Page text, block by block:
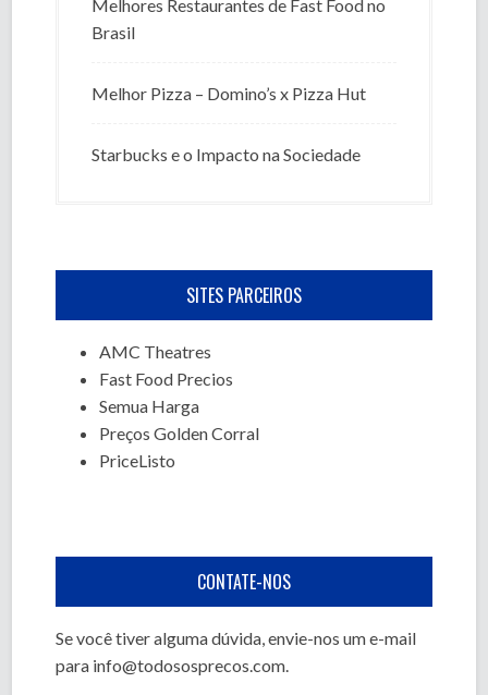
Melhores Restaurantes de Fast Food no
Brasil
Melhor Pizza – Domino’s x Pizza Hut
Starbucks e o Impacto na Sociedade
SITES PARCEIROS
AMC Theatres
Fast Food Precios
Semua Harga
Preços Golden Corral
PriceListo
CONTATE-NOS
Se você tiver alguma dúvida, envie-nos um e-mail
para info@todososprecos.com.